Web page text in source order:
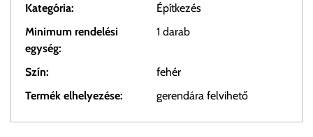
Kategória:
Építkezés
Minimum rendelési
egység:
1 darab
Szín:
fehér
Termék elhelyezése:
gerendára felvihető